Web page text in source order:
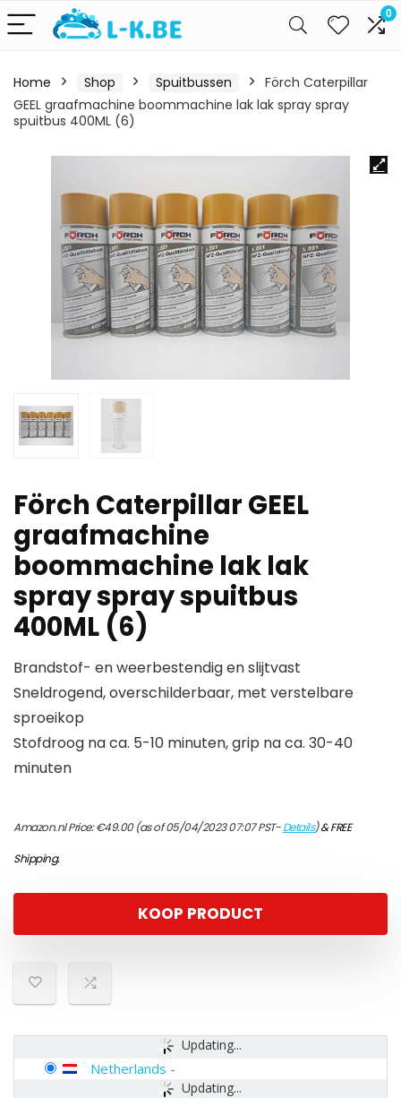
0
Home Shop Spuitbussen
Förch Caterpillar
GEEL graafmachine boommachine lak lak spray spray
spuitbus 400ML (6)
Förch Caterpillar GEEL
graafmachine
boommachine lak lak
spray spray spuitbus
400ML (6)
Brandstof- en weerbestendig en slijtvast
Sneldrogend, overschilderbaar, met verstelbare
sproeikop
Stofdroog na ca. 5-10 minuten, grip na ca. 30-40
minuten
Amazon.nl Price:€49.00(as of 05/04/2023 07:07 PST-Details)&FREE
Shipping.
KOOP PRODUCT
Updating...
Updating...
Netherlands -